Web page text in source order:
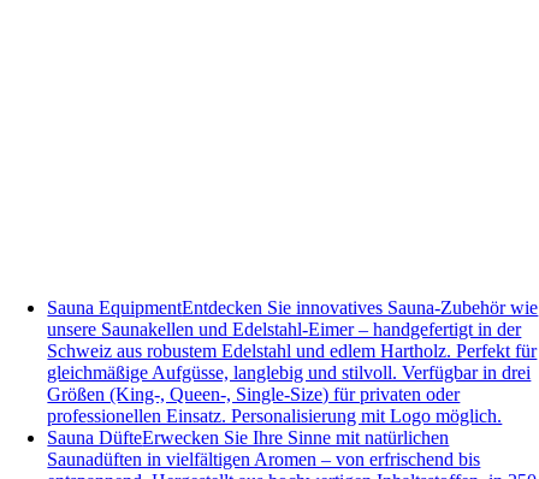
Sauna EquipmentEntdecken Sie innovatives Sauna-Zubehör wie
unsere Saunakellen und Edelstahl-Eimer – handgefertigt in der
Schweiz aus robustem Edelstahl und edlem Hartholz. Perfekt für
gleichmäßige Aufgüsse, langlebig und stilvoll. Verfügbar in drei
Größen (King-, Queen-, Single-Size) für privaten oder
professionellen Einsatz. Personalisierung mit Logo möglich.
Sauna DüfteErwecken Sie Ihre Sinne mit natürlichen
Saunadüften in vielfältigen Aromen – von erfrischend bis